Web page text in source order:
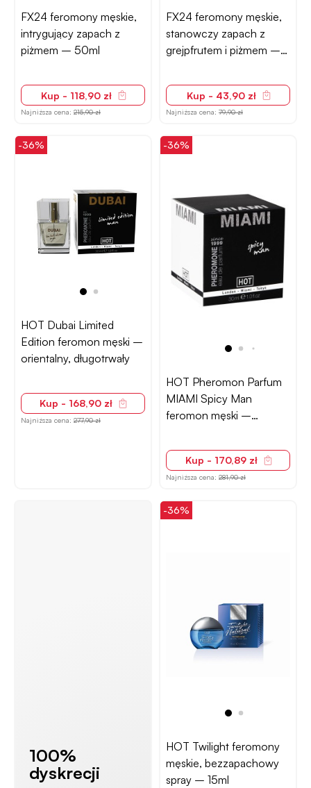
FX24 feromony męskie,
intrygujący zapach z
piżmem – 50ml
Kup - 118,90 zł
Najniższa cena: 215,90 zł
FX24 feromony męskie,
stanowczy zapach z
grejpfrutem i piżmem –
Kup - 43,90 zł
Najniższa cena: 79,90 zł
-36%
HOT Dubai Limited
Edition feromon męski –
orientalny, długotrwały
Kup - 168,90 zł
Najniższa cena: 277,90 zł
-36%
HOT Pheromon Parfum
MIAMI Spicy Man
feromon męski –
Kup - 170,89 zł
Najniższa cena: 281,90 zł
100%
dyskrecji
-36%
HOT Twilight feromony
męskie, bezzapachowy
spray – 15ml